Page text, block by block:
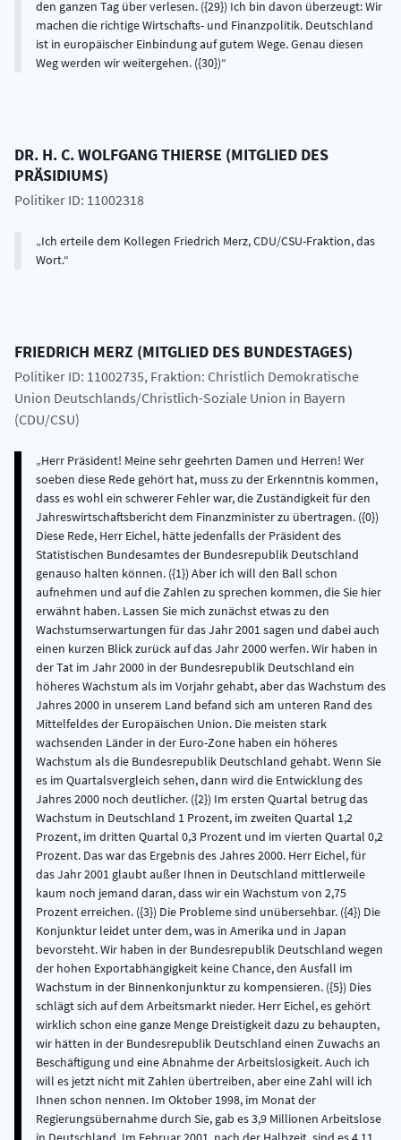
DR. H. C.WOLFGANGTHIERSE (MITGLIED DES
PRÄSIDIUMS)
Politiker ID: 11002318
Ich erteile dem Kollegen Friedrich Merz, CDU/CSU-Fraktion, das
Wort.
FRIEDRICH MERZ (MITGLIED DES BUNDESTAGES)
Politiker ID: 11002735, Fraktion: Christlich Demokratische
Union Deutschlands/Christlich-Soziale Union in Bayern
(CDU/CSU)
Herr Präsident! Meine sehr geehrten Damen und Herren! Wer soeben diese Rede gehört hat, muss zu der Erkenntnis kommen, dass es wohl ein schwerer Fehler war, die Zuständigkeit für den Jahreswirtschaftsbericht dem Finanzminister zu übertragen. ({0}) Diese Rede, Herr Eichel, hätte jedenfalls der Präsident des Statistischen Bundesamtes der Bundesrepublik Deutschland genauso halten können. ({1}) Aber ich will den Ball schon aufnehmen und auf die Zahlen zu sprechen kommen, die Sie hier erwähnt haben. Lassen Sie mich zunächst etwas zu den Wachstumserwartungen für das Jahr 2001 sagen und dabei auch einen kurzen Blick zurück auf das Jahr 2000 werfen. Wir haben in der Tat im Jahr 2000 in der Bundesrepublik Deutschland ein höheres Wachstum als im Vorjahr gehabt, aber das Wachstum des Jahres 2000 in unserem Land befand sich am unteren Rand des Mittelfeldes der Europäischen Union. Die meisten stark wachsenden Länder in der Euro-Zone haben ein höheres Wachstum als die Bundesrepublik Deutschland gehabt. Wenn Sie es im Quartalsvergleich sehen, dann wird die Entwicklung des Jahres 2000 noch deutlicher. ({2}) Im ersten Quartal betrug das Wachstum in Deutschland 1 Prozent, im zweiten Quartal 1,2 Prozent, im dritten Quartal 0,3 Prozent und im vierten Quartal 0,2 Prozent. Das war das Ergebnis des Jahres 2000. Herr Eichel, für das Jahr 2001 glaubt außer Ihnen in Deutschland mittlerweile kaum noch jemand daran, dass wir ein Wachstum von 2,75 Prozent erreichen. ({3}) Die Probleme sind unübersehbar. ({4}) Die Konjunktur leidet unter dem, was in Amerika und in Japan bevorsteht. Wir haben in der Bundesrepublik Deutschland wegen der hohen Exportabhängigkeit keine Chance, den Ausfall im Wachstum in der Binnenkonjunktur zu kompensieren. ({5}) Dies schlägt sich auf dem Arbeitsmarkt nieder. Herr Eichel, es gehört wirklich schon eine ganze Menge Dreistigkeit dazu zu behaupten, wir hätten in der Bundesrepublik Deutschland einen Zuwachs an Beschäftigung und eine Abnahme der Arbeitslosigkeit. Auch ich will es jetzt nicht mit Zahlen übertreiben, aber eine Zahl will ich Ihnen schon nennen. Im Oktober 1998, im Monat der Regierungsübernahme durch Sie, gab es 3,9 Millionen Arbeitslose in Deutschland. Im Februar 2001, nach der Halbzeit, sind es 4,11 Millionen Arbeitslose in Deutschland. Wo kommt denn der Abbau der Arbeitslosigkeit her? ({6}) Herr Eichel, Sie können nun wirklich niemandem in Deutschland erklären, dass die Arbeitslosigkeit abnimmt. Sie haben sämtliche statistischen Effekte herausgerechnet. ({7}) - Ja, ich kann gut verstehen, dass es Ihnen Probleme bereitet, wenn ich Ihnen die Zahlen vorhalte, mit denen Sie hier jonglieren. ({8}) Meine Damen und Herren, auch der Sachverständigenrat sagt klipp und klar: ({9}) Es hat keine Zunahme der Beschäftigung in Deutschland gegeben, keine Zunahme an Arbeitsstunden. Wenn Sie sich darauf beziehen, dass die Beschäftigtenzahlen zugenommen haben, dann sind das ausschließlich die früheren geringfügigen Beschäftigungsverhältnisse, die Sie jetzt sozialversicherungspflichtig gemacht haben. Das ist die Zunahme an Beschäftigung, Herr Eichel, die Sie uns hier gerade dokumentiert haben. ({10}) Sie haben relativ kurz und ziemlich oberflächlich etwas zur Lage in den neuen Ländern gesagt. Wir hätten erwartet, dass in dieser Rede ein wesentlich größerer Schwerpunkt auf die Lage in den neuen Ländern gelegt worden wäre, die nun in der Tat besorgniserregend ist. Die neuen Länder stehen nicht auf der Kippe, wie der Herr Bundestagspräsident meinte beurteilen zu müssen. Die Lage dort ist sehr differenziert zu betrachten; sie ist unterschiedlich. Sie ist - genauso wie auch in der alten Bundesrepublik in Baden-Württemberg und Bayern - in den südlichen Ländern, in Sachsen und in Thüringen, wesentlich besser als in den Ländern, wo beispielsweise die SPD zusammen mit der PDS regiert, in Sachsen-Anhalt und in Mecklenburg-Vorpommern. Aber sie ist unverändert schwierig. Weil sie schwierig ist, hat Ihnen, Herr Bundeskanzler, einer der Ministerpräsidenten der neuen Länder vor knapp zwei Wochen einen Brief geschrieben, ausführliche Vorschläge gemacht, wie man die Lage in den neuen Bundesländern verbessern könne, insbesondere mit einer Infrastrukturoffensive Ost, und diesen Brief hat in der vergangenen Nacht per Fax Ihr Staatsminister Schwanitz beantwortet, die Zahlen bestritten, ({11}) die Vorschläge abgelehnt ({12}) und damit ist das Thema für Sie erledigt. ({13}) Herr Bundeskanzler, Sie haben den Aufbau Ost zur Chefsache erklärt. Dann ist es eine Unverschämtheit, dass der Brief eines Ministerpräsidenten aus einem der neuen Länder mit konkreten Vorschlägen zur Verbesserung der Lage durch einen Staatsminister beantwortet wird. Es ist eine Unverschämtheit! ({14}) Die Arbeitslosigkeit in den neuen Ländern ist fast dreimal so hoch wie in der alten Bundesrepublik Deutschland. Die Entwicklung geht nicht zueinander, sondern sie geht wieder auseinander. Das Wachstum dort ist geringer als in der alten Bundesrepublik Deutschland, obwohl die Wachstumslücke so groß ist, dass es eigentlich größer sein müsste. Was sind die konkreten Antworten der BundesreFriedrich Merz gierung auf die Probleme in den neuen Bundesländern im Rahmen der Chefsache Ost, die vom Bundeskanzler ausgerufen worden ist? Sie hätten heute die Gelegenheit nutzen sollen, darauf eine Antwort zu geben. ({15}) Meine Damen und Herren, die Bundesregierung hat - nicht ohne gute Gründe - einen Schwerpunkt auf den Abbau der Jugendarbeitslosigkeit gelegt. Zum Thema Jugendarbeitslosigkeit, Herr Eichel, haben Sie kein Wort gesagt. Lassen Sie es mich tun: Der Anteil der arbeitslosen Jugendlichen an den Arbeitslosen insgesamt ist seit dem Zeitpunkt, seit dem diese Regierung im Amt ist, von 10,9 auf 11,4 Prozent angestiegen. Nun hat der absolute Wert bei den Jugendlichen etwas abgenommen. Bei knapp 500 000 arbeitslosen Jugendlichen sind es in den letzten zwei Jahren 20 000 weniger. Für diese 20 000 Jugendlichen haben Sie im Rahmen Ihres so genannten JUMP-Programms zwei Jahre lang jeweils 2 Milliarden DM aufgewendet, also insgesamt 4 Milliarden DM für ein Programm, das dazu geführt hat, dass 20 000 Jugendliche weniger arbeitslos sind. ({16}) Das ist eine Verschwendung von Steuermitteln. Sie setzen sie nicht so effizient ein, dass gerade auf diesem Teil des Arbeitsmarktes eine Verbesserung erfolgt. Das ist ein katastrophales Ergebnis. ({17}) Herr Bundeskanzler, Sie haben sehr viel Wert darauf gelegt, dass das Bündnis für Arbeit nach Ihrem Regierungsantritt wieder auflebt. Sie haben zu Beginn Ihrer Amtszeit dieses Bündnis für Arbeit als das zentrale makroökonomische Steuerungsinstrument für die Wirtschaftsentwicklung und für den Arbeitsmarkt angesehen. Mittlerweile ist das alles auf Normalmaß geschrumpft. Aber vielleicht darf man doch einmal die Verabredungen, die dort getroffen worden sind, im Lichte der Ergebnisse beurteilen. Ich begrüße es übrigens sehr, dass Sie beim letzten Zusammentreffen des Bündnisses für Arbeit am letzten Sonntag verabredet haben, den verhängnisvollen Weg zur Frühverrentung älterer Arbeitnehmer zu stoppen. Ich bezweifle allerdings, ob man diese Verabredung irgendwann einmal umgesetzt sieht. Denn das, was Sie vor acht Monaten, nämlich am 10. Juli des letzten Jahres, als das Bündnis für Arbeit zum letzten Mal zusammengetreten ist, verabredet haben, ist überhaupt nicht Realität geworden. Sie haben sich damals für den beschäftigungswirksamen Abbau von Überstunden ausgesprochen. Mit 1,9 Milliarden Überstunden kam es Ende letzten Jahres zu einem Höchststand in der Geschichte der Bundesrepublik Deutschland. Lassen Sie mich einmal die Ergebnisse Ihrer Arbeitsmarktpolitik zusammenfassen: 4,11 Millionen Arbeitslose, ({18}) 1,8 Millionen in der so genannten stillen Reserve, 1,9 Milliarden Überstunden - dies ist ein Höchststand -, 500 000 offene Stellen und gleichzeitig - dazu haben Sie, Herr Eichel, kein Wort gesagt - eine dreimal so schnell wachsende Schattenwirtschaft in der Bundesrepublik Deutschland im Vergleich zum tatsächlichen Anstieg des Bruttoinlandsprodukts. Niemand behauptet, es gebe in diesem Land zu wenig Arbeit. Es gibt genug Arbeit. Aber offensichtlich ist die vorhandene Arbeit nicht mehr so organisiert, dass sie in der realen Volkswirtschaft stattfinden und zu bezahlbaren Preisen als sozialversicherungspflichtige Beschäftigung angeboten werden kann. ({19}) Was ist die Antwort der Bundesregierung? Sie regulieren den Arbeitsmarkt immer mehr und Sie benachteiligen einseitig die Unternehmen, die eigentlich für einen Zuwachs an Beschäftigung und auch für einen Zuwachs an Ausbildungsplätzen in Deutschland sorgen könnten, nämlich die mittelständischen Unternehmen. ({20}) Die einseitige Benachteiligung des Mittelstandes in Deutschland ({21}) ist die eigentliche Ursache für die nicht überwundene Beschäftigungskrise. ({22}) Sie stellen uns zu Recht immer wieder die Frage: Was ist denn nun Ihre Alternative zur Wirtschaftspolitik der rot-grünen Bundesregierung? Ich will Ihnen vier Punkte nennen: ({23}) Erstens. Wir müssen in Deutschland den Mittelstand stärken und dürfen ihn nicht weiter schwächen. ({24}) Dies hat konkrete Auswirkungen auf die Steuerpolitik. ({25}) Sie haben im letzten Jahr eine viel gefeierte Steuerreform durchgesetzt. Diese Steuerreform entpuppt sich immer mehr als eine Steuerreform zugunsten der großen Unternehmen - die zunehmend, richtigerweise, auch im Ausland investieren - und als eine Steuerreform, die ohne jede sachliche Begründung einseitig den Mittelstand benachteiligt. ({26}) Wir fordern Sie auf: Sorgen Sie dafür, dass die mittelständischen Unternehmen in Deutschland früher als im Jahr 2005 entlastet werden! In diesem Zusammenhang lassen Sie mich ein offenes Wort an die Kolleginnen und Kollegen der F.D.P. richten. Ich finde es ja bemerkenswert, dass Sie in der Steuerpolitik jetzt neue Initiativen ergreifen und die Politik auffordern, schneller voranzugehen. Wir teilen dies